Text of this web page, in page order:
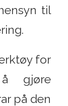
til
for
gjøre
på den